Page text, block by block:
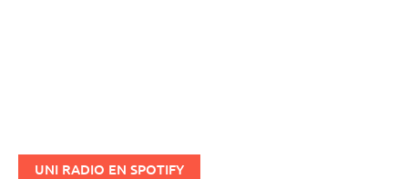
UNI RADIO EN SPOTIFY